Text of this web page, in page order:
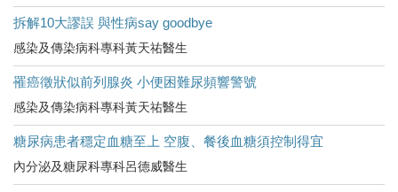
拆解10大謬誤 與性病say goodbye
感染及傳染病科專科黃天祐醫生
罹癌徵狀似前列腺炎 小便困難尿頻響警號
感染及傳染病科專科黃天祐醫生
糖尿病患者穩定血糖至上 空腹、餐後血糖須控制得宜
內分泌及糖尿科專科呂德威醫生